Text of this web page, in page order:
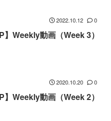
2022.10.12 0
】Weekly動画（Week 3）
2020.10.20 0
】Weekly動画（Week 2）